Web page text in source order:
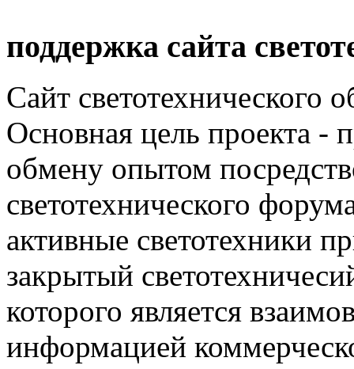
поддержка сайта
Сайт светотехнического
Основная цель проекта -
обмену опытом
светотехнического
активные светотехники
закрытый
которого является
информацией